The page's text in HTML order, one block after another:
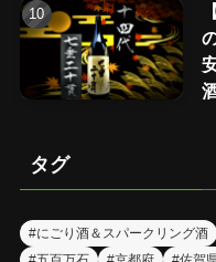
タグ
#にごり酒＆スパークリング酒